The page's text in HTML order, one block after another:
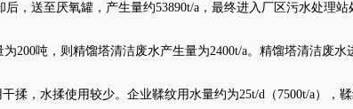
，送至厌氧罐，产生量约53890t/a，最终进入厂区污水处理站
吨，则精馏塔清洁废水产生量为2400t/a。精馏塔清洁废水
揉，水揉使用较少。企业鞣纹用水量约为25t/d（7500t/a），